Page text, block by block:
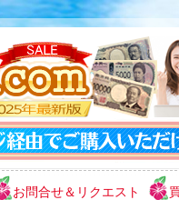
お問合せ＆リクエスト